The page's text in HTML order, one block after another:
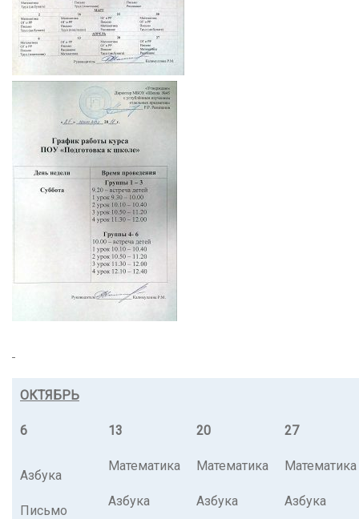
ОКТЯБРЬ
6 13 20 27
Азбука
Письмо
Математика
Азбука
Математика
Азбука
Математика
Азбука